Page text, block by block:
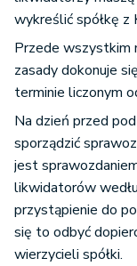
wykreślić spółkę z
Przede wszystkim
zasady dokonuje
terminie liczonym
Na dzień przed
sporządzić
jest
likwidatorów
przystąpienie do
się to odbyć
wierzycieli spółki.